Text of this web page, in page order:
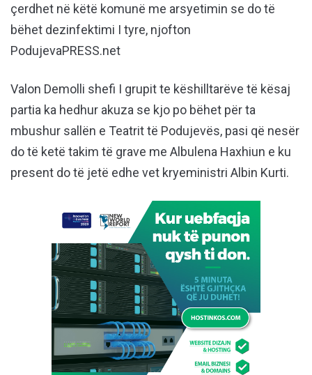
çerdhet në këtë komunë me arsyetimin se do të
bëhet dezinfektimi I tyre, njofton
PodujevaPRESS.net
Valon Demolli shefi I grupit te këshilltarëve të kësaj
partia ka hedhur akuza se kjo po bëhet për ta
mbushur sallën e Teatrit të Podujevës, pasi që nesër
do të ketë takim të grave me Albulena Haxhiun e ku
present do të jetë edhe vet kryeministri Albin Kurti.